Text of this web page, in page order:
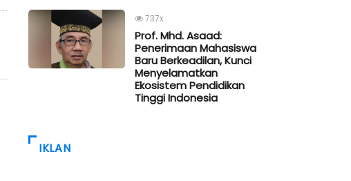
737x
Prof. Mhd. Asaad:
Penerimaan Mahasiswa
Baru Berkeadilan, Kunci
Menyelamatkan
Ekosistem Pendidikan
Tinggi Indonesia
IKLAN